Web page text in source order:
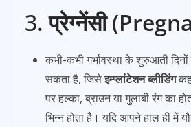
3.प्रेग्नेंसी
कभी-कभी गर्भावस्था के शुरुआती दिनों
सकता है, जिसेइम्प्लांटेशन ब्लीडिंग
पर हल्का, ब्राउन या गुलाबी रंग का
भिन्न होता है। यदि आपने हाल ही में